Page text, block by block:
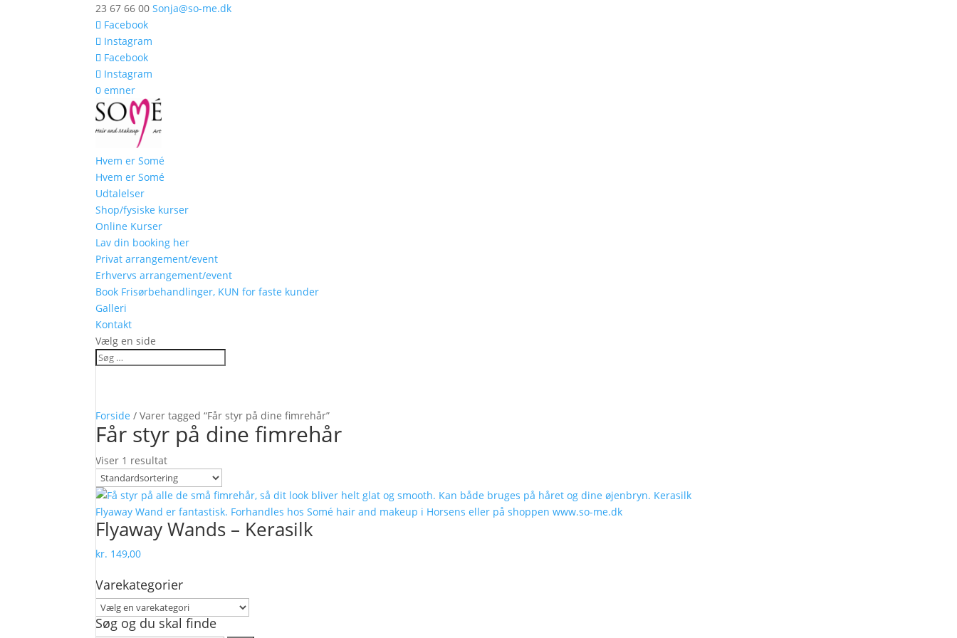
23 67 66 00 Sonja@so-me.dk
Facebook
Instagram
Facebook
Instagram
0 emner
Hvem er Somé
Hvem er Somé
Udtalelser
Shop/fysiske kurser
Online Kurser
Lav din booking her
Privat arrangement/event
Erhvervs arrangement/event
Book Frisørbehandlinger, KUN for faste kunder
Galleri
Kontakt
Vælg en side
Forside / Varer tagged “Får styr på dine fimrehår”
Får styr på dine fimrehår
Viser 1 resultat
Flyaway Wands – Kerasilk
kr. 149,00
Varekategorier
Søg og du skal finde